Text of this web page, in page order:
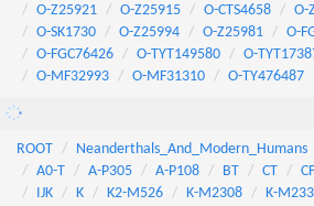
O-Z25921
O-Z25915 O-CTS4658 O-
O-SK1730
O-Z25994 O-Z25981 O-
O-FGC76426
O-TYT149580 O-
O-MF32993
O-MF31310 O-TY476487
ROOT Neanderthals_And_Modern_Humans
A0-T
A-P305 A-P108 BT CT CF
IJK
K K2-M526 K-M2308 K-